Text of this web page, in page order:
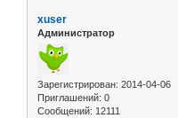
xuser
Администратор
Зарегистрирован: 2014-04-06
Приглашений: 0
Сообщений: 12111